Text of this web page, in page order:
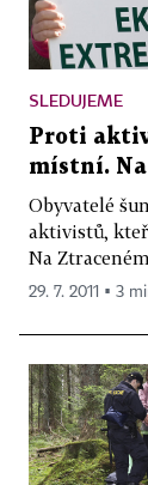
SLEDUJEME
Proti
místní.
Obyvatelé
aktivistů,
Na
29. 7. 2011 ▪ 3